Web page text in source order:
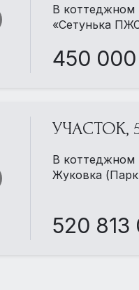
в
В коттеджном
«Сетунька
450
УЧАСТОК,
В коттеджном
Жуковка
520